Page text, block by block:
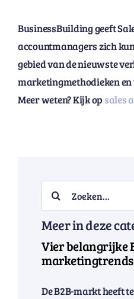
BusinessBuilding geeft
accountmanagers zich
gebied van de nieuwste
marketingmethodieken
Meer weten? Kijk op sales
Search
for:
Meer in deze
Vier belangrijke
marketingtrends
De B2B-markt heeft